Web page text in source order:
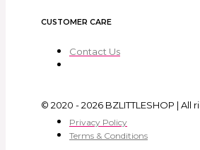
CUSTOMER CARE
Contact Us
© 2020 - 2026 BZLITTLESHOP | All
Privacy Policy
Terms & Conditions